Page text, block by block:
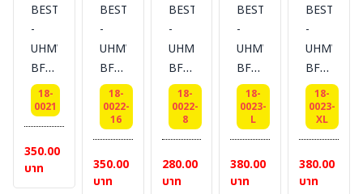
แขน
ผ้า
MICROTECH
#ขาว
ผ้า
MICROTECH
#ดำ
ทน
ความ
ร้อน
ทน
ความ
ร้อน
ความ
ร้อน
BESTSAFE
-
UHMWPE
BFE
#
COOLING
D-
CUT
5
SL-
18-
0021
350.00
บาท
BESTSAFE
-
UHMWPE
BFE
#
COOLING
D-
CUT
5
SL-
18-
0022-
16
350.00
บาท
BESTSAFE
-
UHMWPE
BFE
#
COOLING
D-
CUT
5
SL-
18-
0022-
8
280.00
บาท
BESTSAFE
-
UHMWPE
BFE
#
COOLING
D-
CUT
5
SL-
18-
0023-
L
380.00
บาท
BESTSAFE
-
UHMWPE
BFE
#
COOLING
D-
CUT
5
SL-
18-
0023-
XL
380.00
บาท